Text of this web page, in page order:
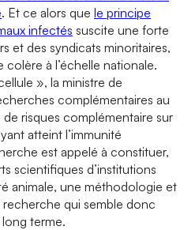
. Et ce alors que le principe
infectés suscite une forte
et des syndicats minoritaires,
colère à l’échelle nationale.
», la ministre de
complémentaires au
de risques complémentaire sur
atteint l’immunité
est appelé à constituer,
scientifiques d’institutions
animale, une méthodologie et
qui semble donc
long terme.